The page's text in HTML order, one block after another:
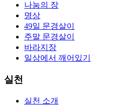
나눔의 장
명상
49일 문경살이
주말 문경살이
바라지장
일상에서 깨어있기
실천
실천 소개